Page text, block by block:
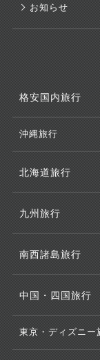
お知らせ
格安国内旅行
沖縄旅行
北海道旅行
九州旅行
南西諸島旅行
中国・四国旅行
東京・ディズニー